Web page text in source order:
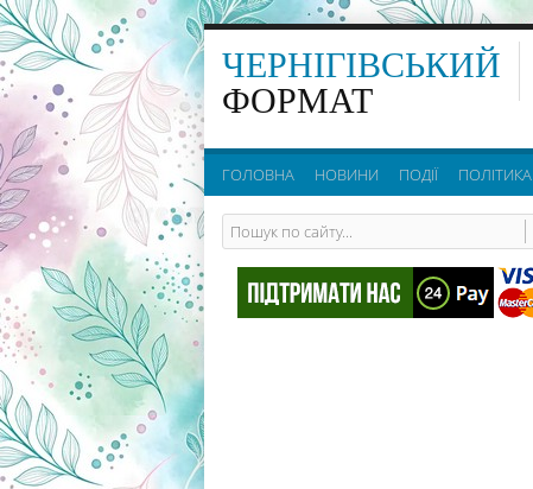
ЧЕРНІГІВСЬКИЙ
ФОРМАТ
ГОЛОВНА НОВИНИ ПОДІЇ ПОЛІТИКА